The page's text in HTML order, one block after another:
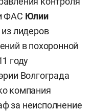
ФАС Юлии
лидеров
в похоронной
году
Волгограда
компания
за неисполнение